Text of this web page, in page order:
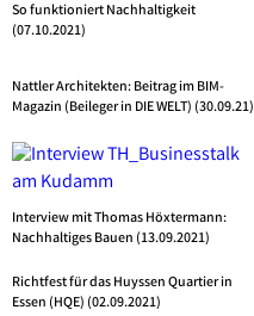
So funktioniert Nachhaltigkeit
(07.10.2021)
Nattler Architekten: Beitrag im BIM-
Magazin (Beileger in DIE WELT) (30.09.21)
Interview mit Thomas Höxtermann:
Nachhaltiges Bauen (13.09.2021)
Richtfest für das Huyssen Quartier in
Essen (HQE) (02.09.2021)